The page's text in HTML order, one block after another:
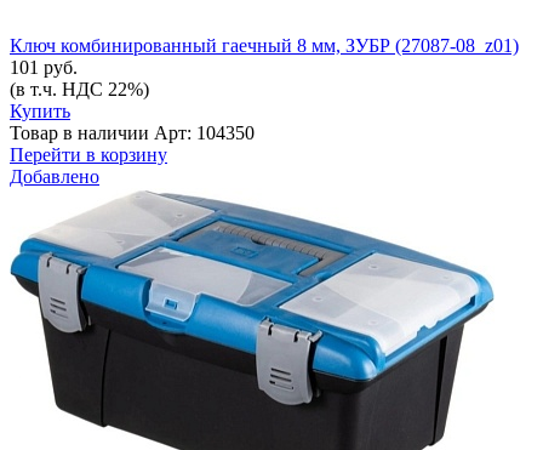
Ключ комбинированный гаечный 8 мм, ЗУБР (27087-08_z01)
101 руб.
(в т.ч. НДС 22%)
Купить
Товар в наличии Арт: 104350
Перейти в корзину
Добавлено